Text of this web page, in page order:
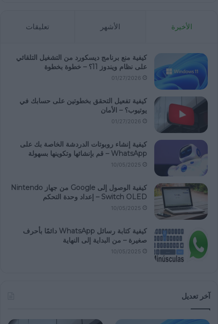
الأخيرة الأشهر تعليقات
كيفية منع برنامج ديسكورد من التشغيل التلقائي
على نظام ويندوز 11؟ – خطوة بخطوة
01/27/2026
كيفية تفعيل التحقق بخطوتين على حسابك في
يوتيوب؟ – الأمان
01/27/2026
كيفية إنشاء روبوتات الدردشة الخاصة بك على
WhatsApp – قم بإنشائها وتكوينها بسهولة
10/05/2025
كيفية الوصول إلى Google من جهاز Nintendo
Switch OLED – إعداد وحدة التحكم
10/05/2025
كيفية كتابة رسائل WhatsApp دائمًا بأحرف
صغيرة – من البداية إلى النهاية
10/05/2025
آخر تعديل